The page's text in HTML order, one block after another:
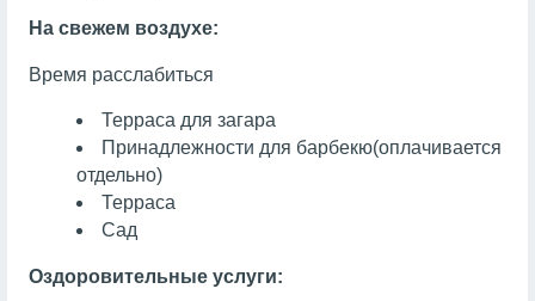
На свежем воздухе:
Время расслабиться
Терраса для загара
Принадлежности для барбекю(оплачивается
отдельно)
Терраса
Сад
Оздоровительные услуги: